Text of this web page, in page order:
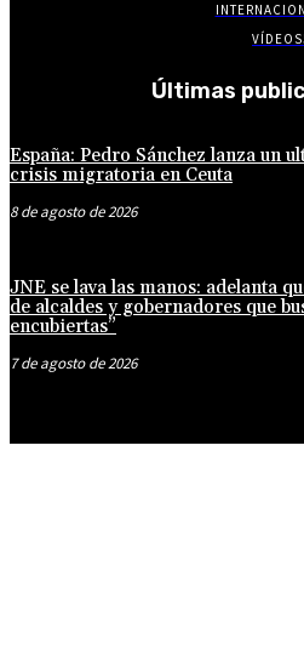
VÍDEOS
Últimas
España: Pedro Sánchez lanza un
crisis migratoria en Ceuta
8 de agosto de 2026
JNE se lava las manos: adelanta
de alcaldes y gobernadores que
encubiertas”
7 de agosto de 2026